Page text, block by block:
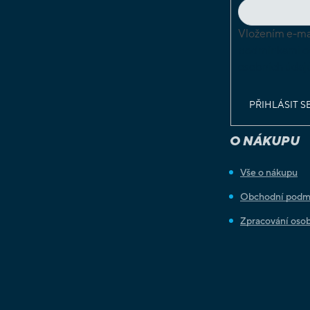
Vložením e-
PŘIHLÁSIT
O NÁKUPU
Vše o nákupu
Obchodní
Zpracování